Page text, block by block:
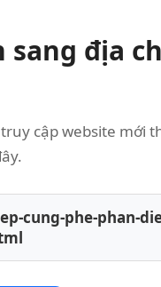
sang địa
cập website mới
cung-phe-phan-